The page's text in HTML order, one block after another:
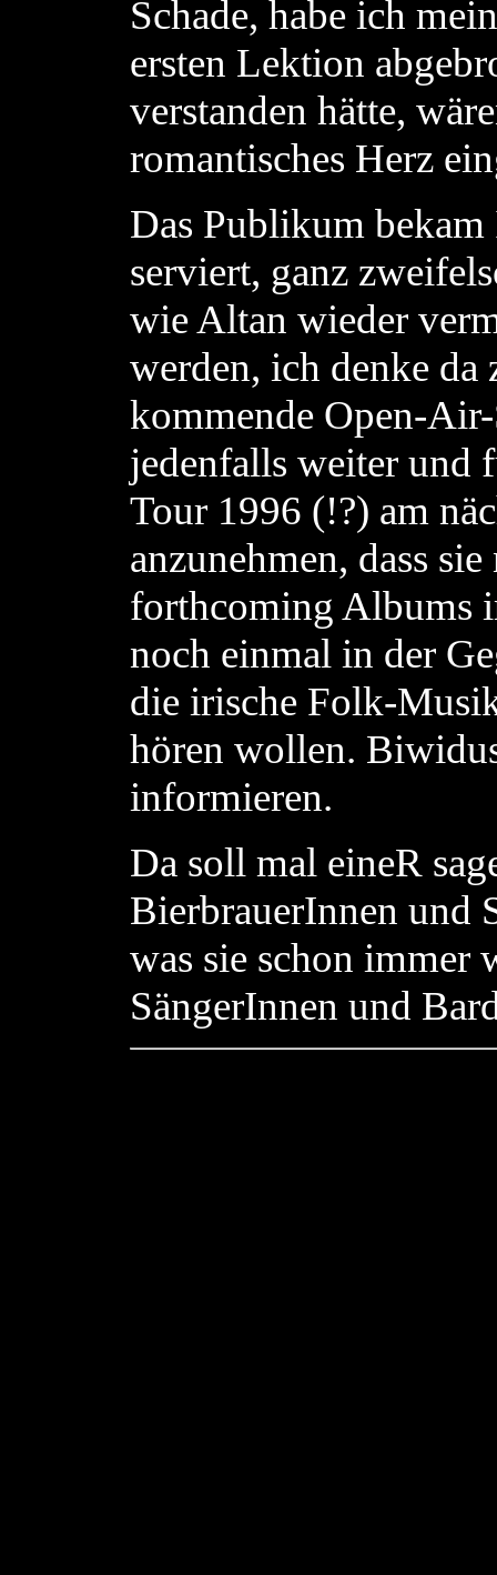
Schade, habe ich
ersten Lektion
verstanden hätte,
romantisches Herz
Das Publikum
serviert, ganz
wie Altan wieder
werden, ich denke da
kommende Open-
jedenfalls weiter und
Tour 1996 (!?) am
anzunehmen, dass
forthcoming Albums
noch einmal in der
die irische Folk-
hören wollen.
informieren.
Da soll mal eineR
BierbrauerInnen und
was sie schon immer
SängerInnen und